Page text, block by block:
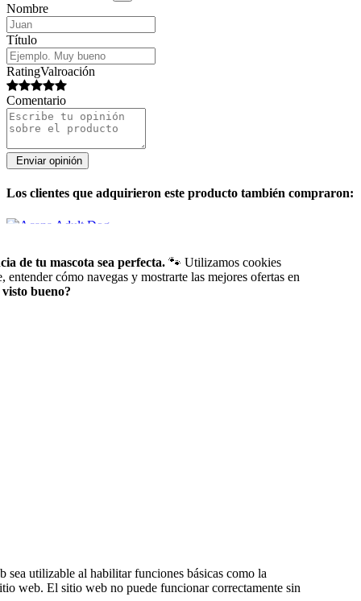
Nombre
Título
RatingValroación
Comentario
Los clientes que adquirieron este producto también compraron:
Pienso Acana
Acana Adult Dog
[VANYPETS]
de tu mascota sea perfecta. 🐾 Utilizamos cookies
cómo navegas y mostrarte las mejores ofertas en
bueno?
sea utilizable al habilitar funciones básicas como la
web. El sitio web no puede funcionar correctamente sin